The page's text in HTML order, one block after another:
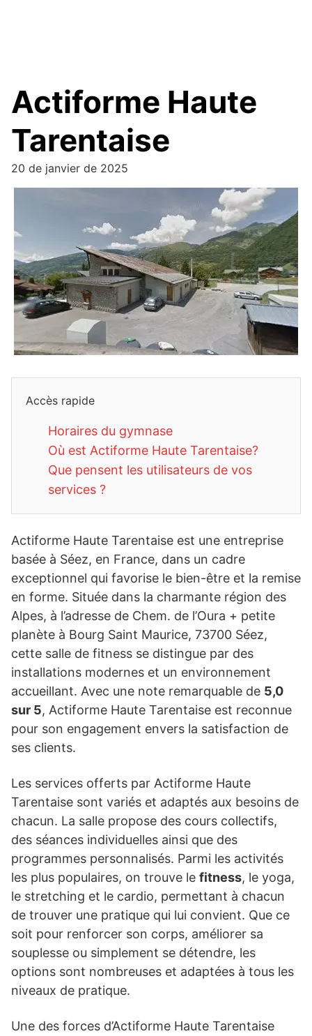
Actiforme Haute
Tarentaise
20 de janvier de 2025
Accès rapide
Horaires du gymnase
Où est Actiforme Haute Tarentaise?
Que pensent les utilisateurs de vos
services ?
Actiforme Haute Tarentaise est une entreprise
basée à Séez, en France, dans un cadre
exceptionnel qui favorise le bien-être et la remise
en forme. Située dans la charmante région des
Alpes, à l’adresse de Chem. de l’Oura + petite
planète à Bourg Saint Maurice, 73700 Séez,
cette salle de fitness se distingue par des
installations modernes et un environnement
accueillant. Avec une note remarquable de 5,0
sur 5, Actiforme Haute Tarentaise est reconnue
pour son engagement envers la satisfaction de
ses clients.
Les services offerts par Actiforme Haute
Tarentaise sont variés et adaptés aux besoins de
chacun. La salle propose des cours collectifs,
des séances individuelles ainsi que des
programmes personnalisés. Parmi les activités
les plus populaires, on trouve le fitness, le yoga,
le stretching et le cardio, permettant à chacun
de trouver une pratique qui lui convient. Que ce
soit pour renforcer son corps, améliorer sa
souplesse ou simplement se détendre, les
options sont nombreuses et adaptées à tous les
niveaux de pratique.
Une des forces d’Actiforme Haute Tarentaise